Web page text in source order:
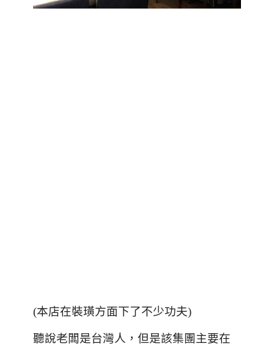
(本店在裝璜方面下了不少功夫)
聽說老闆是台灣人，但是該集團主要在